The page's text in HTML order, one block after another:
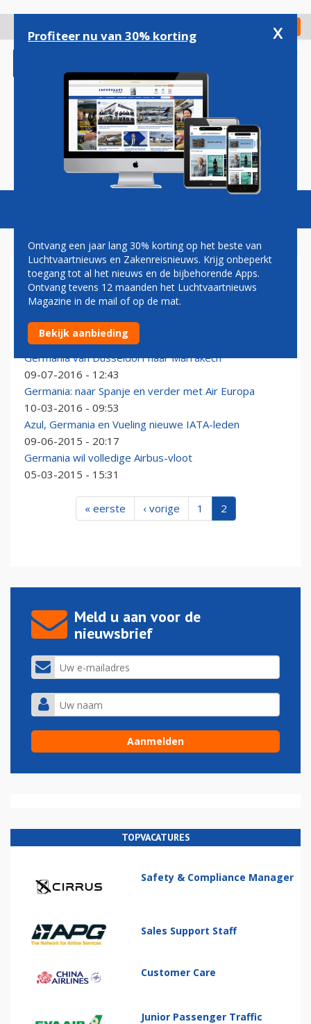
gaan
Check in
Magazine Podcasts Vacatures
GERMANIA
'Germania dicht bij grote order Airbus A320'
10-07-2016 - 16:55
Germania van Düsseldorf naar Marrakech
09-07-2016 - 12:43
Germania: naar Spanje en verder met Air Europa
10-03-2016 - 09:53
Azul, Germania en Vueling nieuwe IATA-leden
09-06-2015 - 20:17
Germania wil volledige Airbus-vloot
05-03-2015 - 15:31
« eerste ‹ vorige 1 2
Meld u aan voor de
nieuwsbrief
TOPVACATURES
Safety & Compliance Manager
Sales Support Staff
Customer Care
Junior Passenger Traffic
Profiteer nu van 30% korting x
Ontvang een jaar lang 30% korting op het beste van
Luchtvaartnieuws en Zakenreisnieuws. Krijg onbeperkt
toegang tot al het nieuws en de bijbehorende Apps.
Ontvang tevens 12 maanden het Luchtvaartnieuws
Magazine in de mail of op de mat.
Bekijk aanbieding